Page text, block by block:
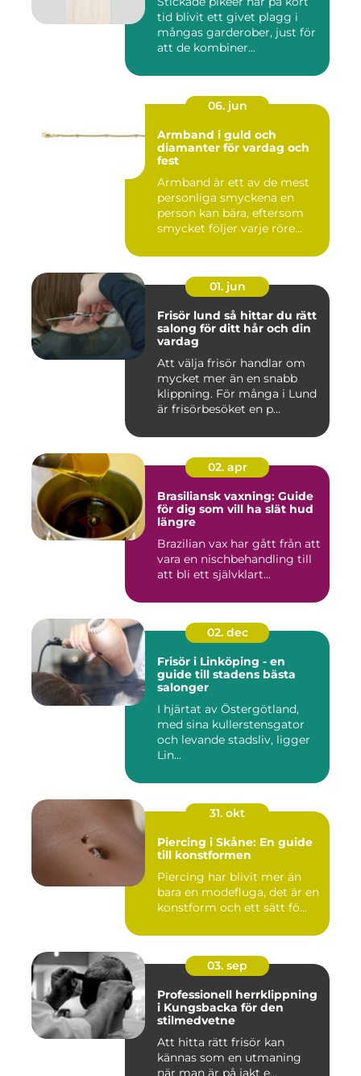
tid blivit ett givet plagg i
mångas garderober, just för
att de kombiner...
06. jun
Armband i guld och
diamanter för vardag och
fest
Armband är ett av de mest
personliga smyckena en
person kan bära, eftersom
smycket följer varje röre...
01. jun
Frisör lund så hittar du rätt
salong för ditt hår och din
vardag
Att välja frisör handlar om
mycket mer än en snabb
klippning. För många i Lund
är frisörbesöket en p...
02. apr
Brasiliansk vaxning: Guide
för dig som vill ha slät hud
längre
Brazilian vax har gått från att
vara en nischbehandling till
att bli ett självklart...
02. dec
Frisör i Linköping - en
guide till stadens bästa
salonger
I hjärtat av Östergötland,
med sina kullerstensgator
och levande stadsliv, ligger
Lin...
31. okt
Piercing i Skåne: En guide
till konstformen
Piercing har blivit mer än
bara en modefluga, det är en
konstform och ett sätt fö...
03. sep
Professionell herrklippning
i Kungsbacka för den
stilmedvetne
Att hitta rätt frisör kan
kännas som en utmaning
när man är på jakt e...